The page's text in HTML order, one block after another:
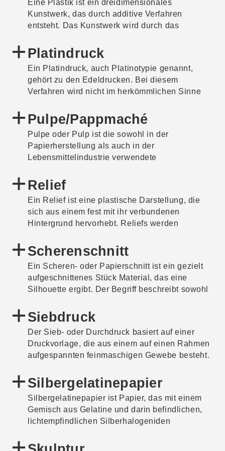
Eine Plastik ist ein dreidimensionales
Kunstwerk, das durch additive Verfahren
entsteht. Das Kunstwerk wird durch das
Material geschaffen. Die Plastik unterscheidet
sich dadurch von der Skulptur, die durch
subtraktive Verfahren entsteht.
Platindruck
Ein Platindruck, auch Platinotypie genannt,
gehört zu den Edeldrucken. Bei diesem
Verfahren wird nicht im herkömmlichen Sinne
die Belichtung eines Negativs auf Papier. Das
Papier wird durch Eintauchen in eine Lösung
aus Eisensalz, Platin und optional Palladium
lichtempfindlich gemacht. Nach der Belichtung
wird das Papier mehrmals gewässert,
Pulpe/Pappmaché
Pulpe oder Pulp ist die sowohl in der
Papierherstellung als auch in der
Lebensmittelindustrie verwendete
verschiedenen Inhaltsstoffen bestehen kann.
Ein für das Material oft synonym verwendeter
Begriff ist Pappmaché. Hierbei handelt es sich
um einen Brei aus Zellstoff oder Holzstoff und
Wasser, der mit Kleister vermengt wird. Die
gebracht und härtet aus.
Relief
Ein Relief ist eine plastische Darstellung, die
sich aus einem fest mit ihr verbundenen
Hintergrund hervorhebt. Reliefs werden
zweidimensionalen Bildern und Bildhauerei
beschrieben.
Scherenschnitt
Ein Scheren- oder Papierschnitt ist ein gezielt
aufgeschnittenes Stück Material, das eine
Silhouette ergibt. Der Begriff beschreibt sowohl
Kunstwerk.
Siebdruck
Der Sieb- oder Durchdruck basiert auf einer
Druckvorlage, die aus einem auf einen Rahmen
aufgespannten feinmaschigen Gewebe besteht.
farbundurchlässigen Stellen zusammen. Mit
einer Rakel wird Farbe über dieses Sieb
gezogen, wodurch das Motiv, das sich auf dem
Sieb befindet, auf das darunterliegende Papier
gedruckt wird.
Silbergelatinepapier
Silbergelatinepapier ist Papier, das mit einem
Gemisch aus Gelatine und darin befindlichen,
lichtempfindlichen Silberhalogeniden
Silberhalogenidverbindungen gehören unter